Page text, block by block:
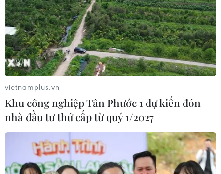
vietnamplus.vn
Khu công nghiệp Tân Phước 1 dự kiến đón
nhà đầu tư thứ cấp từ quý 1/2027